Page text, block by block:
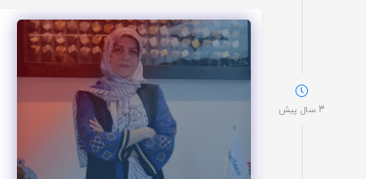
3 سال پیش